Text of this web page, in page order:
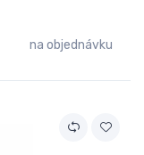
na objednávku